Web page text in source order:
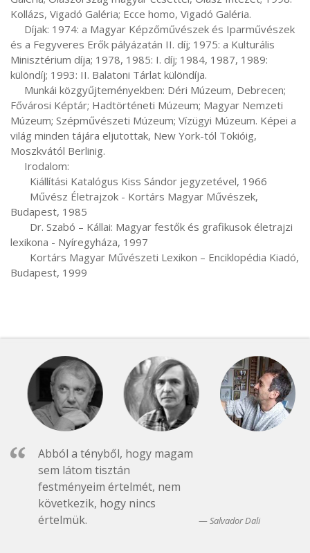
Kollázs, Vigadó Galéria; Ecce homo, Vigadó Galéria.
és a Fegyveres Erők pályázatán II. díj; 1975: a Kulturális
Minisztérium díja; 1978, 1985: I. díj; 1984, 1987, 1989:
különdíj; 1993: II. Balatoni Tárlat különdíja.
Fővárosi Képtár; Hadtörténeti Múzeum; Magyar Nemzeti
Múzeum; Szépművészeti Múzeum; Vízügyi Múzeum. Képei a
világ minden tájára eljutottak, New York-tól Tokióig,
Moszkvától Berlinig.
Budapest, 1985
lexikona - Nyíregyháza, 1997
Budapest, 1999
Abból a tényből, hogy magam
sem látom tisztán
festményeim értelmét, nem
következik, hogy nincs
értelmük.
Salvador Dali